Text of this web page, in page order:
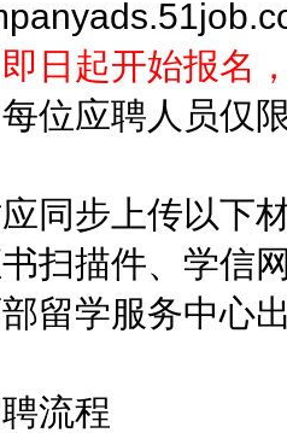
即日起开始报名
位应聘人员仅
步上传以下材
扫描件、学信
留学服务中心
流程